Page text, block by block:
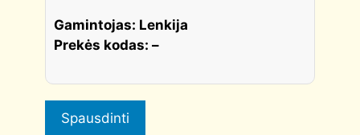
Gamintojas: Lenkija
Prekės kodas: –
Spausdinti